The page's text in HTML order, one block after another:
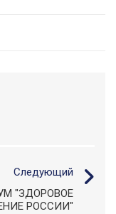
Следующий
"ЗДОРОВОЕ
РОССИИ"